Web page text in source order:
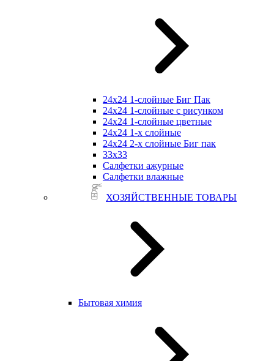
24х24 1-слойные Биг Пак
24х24 1-слойные с рисунком
24х24 1-слойные цветные
24х24 1-х слойные
24х24 2-х слойные Биг пак
33х33
Салфетки ажурные
Салфетки влажные
ХОЗЯЙСТВЕННЫЕ ТОВАРЫ
Бытовая химия